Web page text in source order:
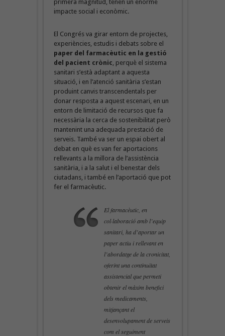
primera magnitud, tenen un enorme
impacte social i econòmic.
El Congrés va girar entorn de projectes,
experiències, estudis i debats sobre el
paper del farmacèutic en la gestió
del pacient crònic , perquè el sistema
sanitari s’està adaptant a aquesta
situació, i en l’atenció sanitària s’estan
produint canvis transcendentals per
donar resposta a aquest escenari, en un
entorn de limitació de recursos que fa
necessària la cerca de sostenibilitat però
mantenint una adequada prestació de
serveis. També va ser un espai obert al
debat en què es van fer aportacions
rellevants a la millora de l’assistència
sanitària, i a la salut i el benestar dels
ciutadans, i també en l’aportació que pot
fer el farmacèutic.
El farmacèutic, en
col·laboració amb l’equip
sanitari, ha d’aportar un
paper actiu i rellevant en
l’abordatge de la cronicitat,
oferint una continuïtat
assistencial que permeti
obtenir el màxim benefici
dels medicaments,
mitjançant el
desenvolupament de serveis
com el seguiment